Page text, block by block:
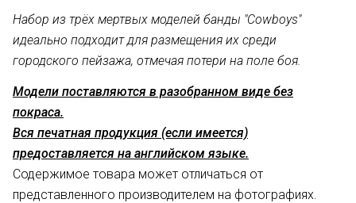
Набор из трёх мертвых моделей банды "Cowboys"
идеально подходит для размещения их среди
городского пейзажа, отмечая потери на поле боя.
Модели поставляются в разобранном виде без
покраса.
Вся печатная продукция (если имеется)
предоставляется на английском языке.
Содержимое товара может отличаться от
представленного производителем на фотографиях.